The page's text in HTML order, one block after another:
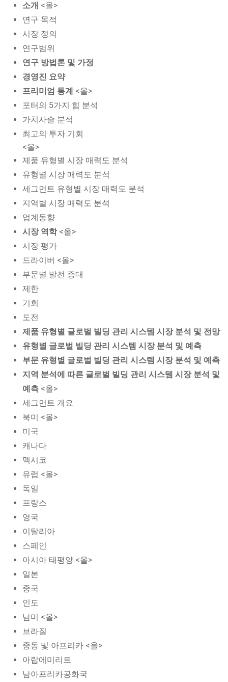
소개 <올>
연구 목적
시장 정의
연구범위
연구 방법론 및 가정
경영진 요약
프리미엄 통계 <올>
포터의 5가지 힘 분석
가치사슬 분석
최고의 투자 기회
<올>
제품 유형별 시장 매력도 분석
유형별 시장 매력도 분석
세그먼트 유형별 시장 매력도 분석
지역별 시장 매력도 분석
업계동향
시장 역학<올>
시장 평가
드라이버 <올>
부문별 발전 증대
제한
기회
도전
제품 유형별 글로벌 빌딩 관리 시스템 시장 분석 및 전망
유형별 글로벌 빌딩 관리 시스템 시장 분석 및 예측
부문 유형별 글로벌 빌딩 관리 시스템 시장 분석 및 예측
지역 분석에 따른 글로벌 빌딩 관리 시스템 시장 분석 및
예측 <올>
세그먼트 개요
북미 <올>
미국
캐나다
멕시코
유럽 <올>
독일
프랑스
영국
이탈리아
스페인
아시아 태평양 <올>
일본
중국
인도
남미 <올>
브라질
중동 및 아프리카 <올>
아랍에미리트
남아프리카공화국